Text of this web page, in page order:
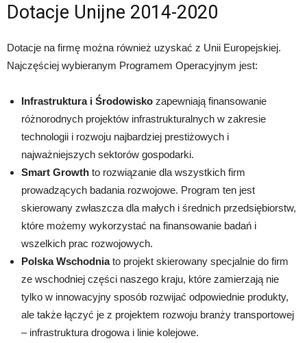
Dotacje Unijne 2014-2020
Dotacje na firmę można również uzyskać z Unii Europejskiej.
Najczęściej wybieranym Programem Operacyjnym jest:
Infrastruktura i Środowisko zapewniają finansowanie
różnorodnych projektów infrastrukturalnych w zakresie
technologii i rozwoju najbardziej prestiżowych i
najważniejszych sektorów gospodarki.
Smart Growth to rozwiązanie dla wszystkich firm
prowadzących badania rozwojowe. Program ten jest
skierowany zwłaszcza dla małych i średnich przedsiębiorstw,
które możemy wykorzystać na finansowanie badań i
wszelkich prac rozwojowych.
Polska Wschodniato projekt skierowany specjalnie do firm
ze wschodniej części naszego kraju, które zamierzają nie
tylko w innowacyjny sposób rozwijać odpowiednie produkty,
ale także łączyć je z projektem rozwoju branży transportowej
– infrastruktura drogowa i linie kolejowe.